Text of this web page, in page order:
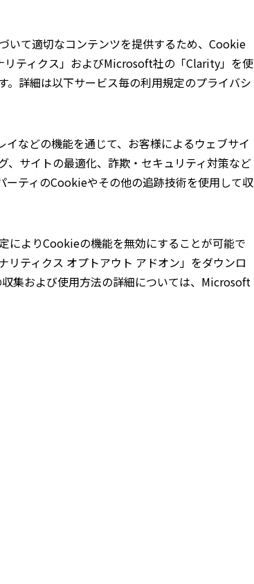
いて適切なコンテンツを提供するため、Cookie
ティクス」およびMicrosoft社の「Clarity」を使
詳細は以下サービス毎の利用規定のプライバシ
などの機能を通じて、お客様によるウェブサイ
、サイトの最適化、詐欺・セキュリティ対策など
ーティのCookieやその他の追跡技術を使用して収
によりCookieの機能を無効にすることが可能で
ティクス オプトアウト アドオン」をダウンロ
集および使用方法の詳細については、Microsoft